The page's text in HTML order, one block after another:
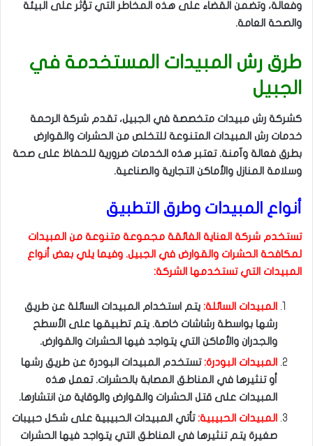
وفعالة، وتضمن القضاء على هذه المخاطر التي تؤثر على البيئة
والصحة العامة.
طرق رش المبيدات المستخدمة في
الجبيل
كشركة رش مبيدات متخصصة في الجبيل، تقدم شركة الرحمة
خدمات رش المبيدات المتنوعة للتخلص من الحشرات والقوارض
بطرق فعالة وآمنة. تعتبر هذه الخدمات ضرورية للحفاظ على صحة
وسلامة المنازل والأماكن التجارية والصناعية.
أنواع المبيدات وطرق التطبيق
تستخدم شركة العناية الفائقة مجموعة متنوعة من المبيدات
لمكافحة الحشرات والقوارض في الجبيل. وفيما يلي بعض أنواع
المبيدات التي تستخدمها الشركة:
المبيدات السائلة: يتم استخدام المبيدات السائلة عن طريق
رشها بواسطة رشاشات خاصة. يتم تطبيقها على الأسطح
والجدران والأماكن التي يتواجد فيها الحشرات والقوارض.
المبيدات البودرة:تستخدم المبيدات البودرة عن طريق رشها
أو تنثيرها في المناطق المصابة بالحشرات. تعمل هذه
المبيدات على قتل الحشرات والقوارض والوقاية من انتشارها.
المبيدات الحبيبية:تأتي المبيدات الحبيبية على شكل حبيبات
صغيرة يتم تنثيرها في المناطق التي يتواجد فيها الحشرات